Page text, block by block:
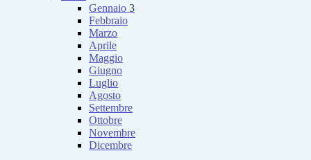
Gennaio 3
Febbraio
Marzo
Aprile
Maggio
Giugno
Luglio
Agosto
Settembre
Ottobre
Novembre
Dicembre